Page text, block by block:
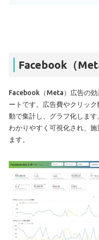
Facebook（
Facebook（Meta）広告の
ートです。広告費やクリッ
動で集計し、グラフ化しま
わかりやすく可視化され、
ます。